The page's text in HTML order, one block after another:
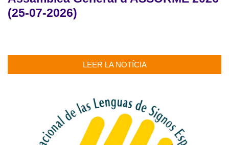
(25-07-2026)
LEER LA NOTÍCIA